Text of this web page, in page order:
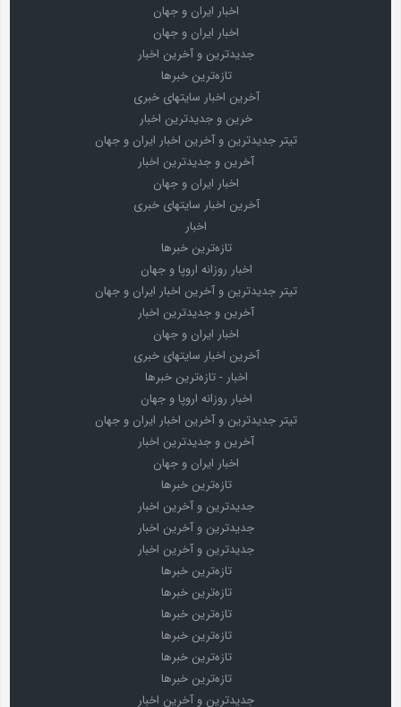
اخبار ایران و جهان
اخبار ایران و جهان
جدیدترین و آخرین اخبار
تازه‌ترین خبرها
آخرین اخبار سایتهای خبری
خرین و جدیدترین اخبار
تیتر جدیدترین و آخرین اخبار ایران و جهان
آخرین و جدیدترین اخبار
اخبار ایران و جهان
آخرین اخبار سایتهای خبری
اخبار
تازه‌ترین خبرها
اخبار روزانه اروپا و جهان
تیتر جدیدترین و آخرین اخبار ایران و جهان
آخرین و جدیدترین اخبار
اخبار ایران و جهان
آخرین اخبار سایتهای خبری
اخبار - تازه‌ترین خبرها
اخبار روزانه اروپا و جهان
تیتر جدیدترین و آخرین اخبار ایران و جهان
آخرین و جدیدترین اخبار
اخبار ایران و جهان
تازه‌ترین خبرها
جدیدترین و آخرین اخبار
جدیدترین و آخرین اخبار
جدیدترین و آخرین اخبار
تازه‌ترین خبرها
تازه‌ترین خبرها
تازه‌ترین خبرها
تازه‌ترین خبرها
تازه‌ترین خبرها
تازه‌ترین خبرها
جدیدترین و آخرین اخبار